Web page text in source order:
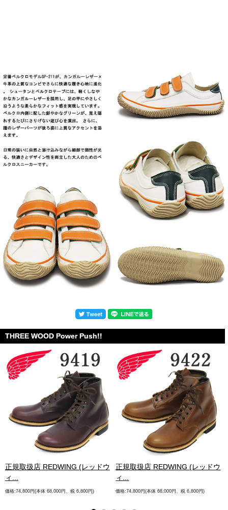
THREE WOOD Power Push!!
正規取扱店 REDWING (レッドウ
ィ...
価格:74,800円(本体 68,000円、税 6,800円)
正規取扱店 REDWING (レッドウ
ィ...
価格:74,800円(本体 68,000円、税 6,800円)